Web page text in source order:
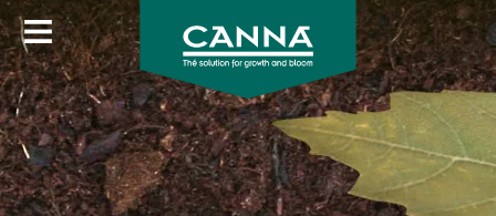
Skip
to
main
content